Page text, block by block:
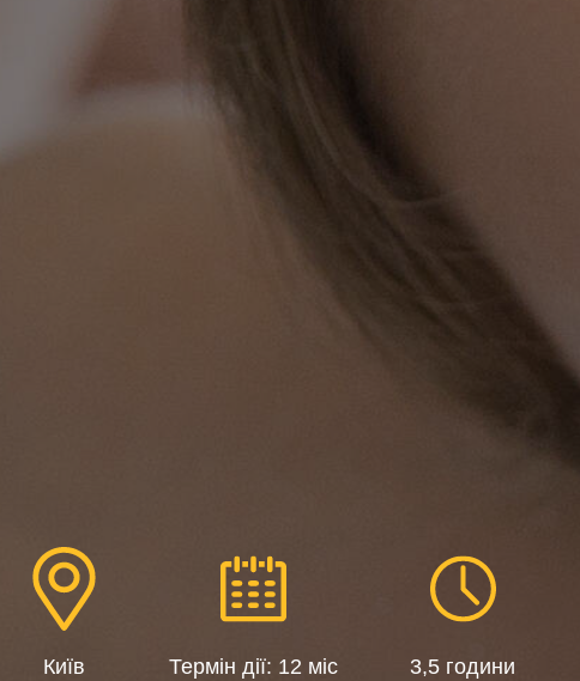
Київ Термін дії: 12 міс 3,5 години